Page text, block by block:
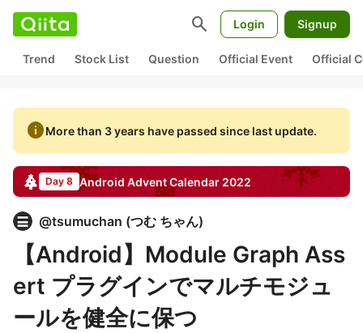
search Login Signup
Trend Stock List Question Official Event Official
infoMore than 3 years have passed since last update.
Day 8 Android Advent Calendar 2022
@tsumuchan (つむ ちゃん)
【Android】Module Graph Ass
ert プラグインでマルチモジュ
ールを健全に保つ